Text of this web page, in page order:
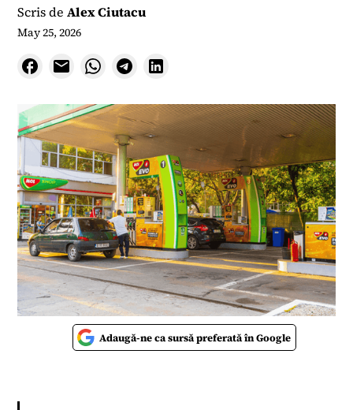
Scris de Alex Ciutacu
May 25, 2026
Adaugă-ne ca sursă preferată în Google